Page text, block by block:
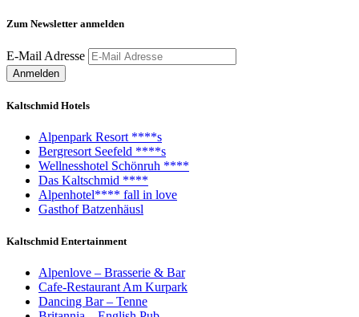
Zum Newsletter anmelden
E-Mail Adresse
Kaltschmid Hotels
Alpenpark Resort ****s
Bergresort Seefeld ****s
Wellnesshotel Schönruh ****
Das Kaltschmid ****
Alpenhotel**** fall in love
Gasthof Batzenhäusl
Kaltschmid Entertainment
Alpenlove – Brasserie & Bar
Cafe-Restaurant Am Kurpark
Dancing Bar – Tenne